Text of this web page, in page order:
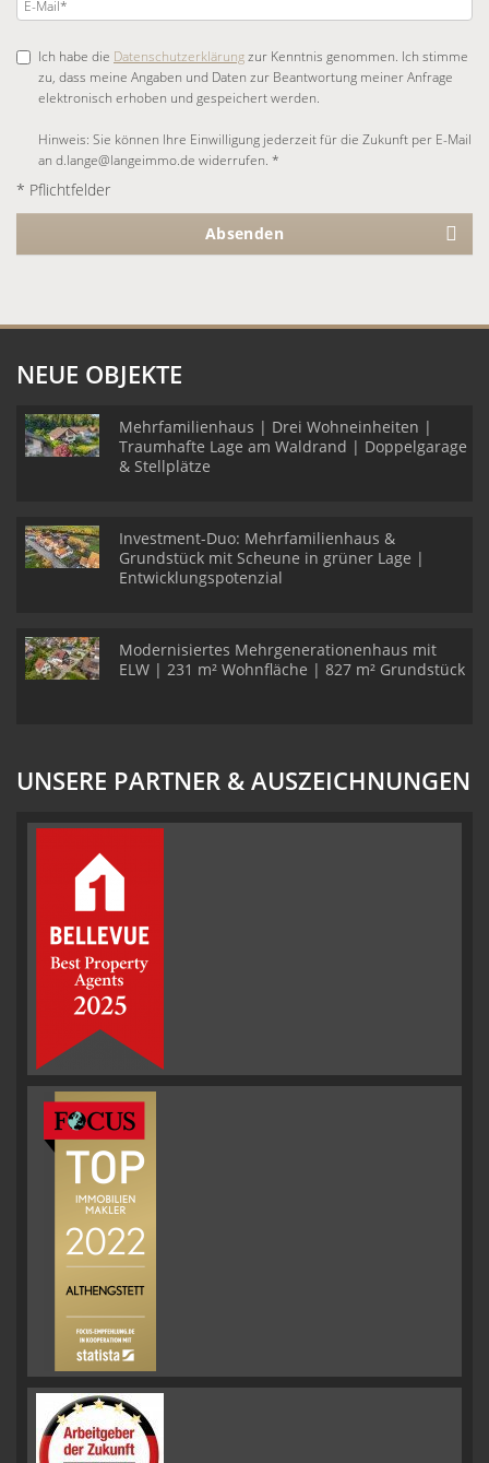
Ich habe die Datenschutzerklärungzur Kenntnis genommen. Ich stimme
zu, dass meine Angaben und Daten zur Beantwortung meiner Anfrage
elektronisch erhoben und gespeichert werden.
Hinweis: Sie können Ihre Einwilligung jederzeit für die Zukunft per E-Mail
an d.lange@langeimmo.de widerrufen. *
* Pflichtfelder
Absenden
NEUE OBJEKTE
Mehrfamilienhaus | Drei Wohneinheiten |
Traumhafte Lage am Waldrand | Doppelgarage
& Stellplätze
Investment-Duo: Mehrfamilienhaus &
Grundstück mit Scheune in grüner Lage |
Entwicklungspotenzial
Modernisiertes Mehrgenerationenhaus mit
ELW | 231 m² Wohnfläche | 827 m² Grundstück
UNSERE PARTNER & AUSZEICHNUNGEN